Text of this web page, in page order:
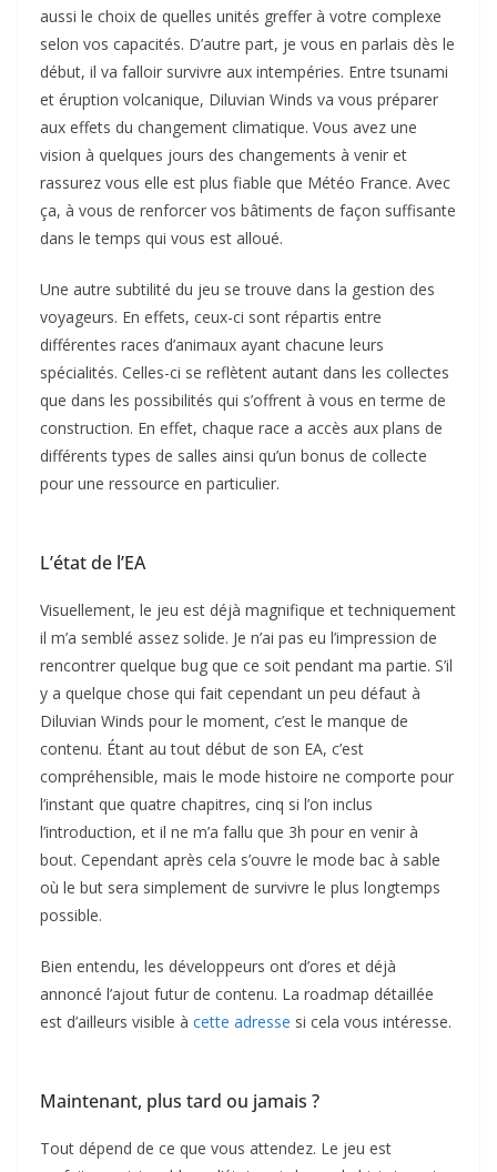
aussi le choix de quelles unités greffer à votre complexe
selon vos capacités. D’autre part, je vous en parlais dès le
début, il va falloir survivre aux intempéries. Entre tsunami
et éruption volcanique, Diluvian Winds va vous préparer
aux effets du changement climatique. Vous avez une
vision à quelques jours des changements à venir et
rassurez vous elle est plus fiable que Météo France. Avec
ça, à vous de renforcer vos bâtiments de façon suffisante
dans le temps qui vous est alloué.
Une autre subtilité du jeu se trouve dans la gestion des
voyageurs. En effets, ceux-ci sont répartis entre
différentes races d’animaux ayant chacune leurs
spécialités. Celles-ci se reflètent autant dans les collectes
que dans les possibilités qui s’offrent à vous en terme de
construction. En effet, chaque race a accès aux plans de
différents types de salles ainsi qu’un bonus de collecte
pour une ressource en particulier.
L’état de l’EA
Visuellement, le jeu est déjà magnifique et techniquement
il m’a semblé assez solide. Je n’ai pas eu l’impression de
rencontrer quelque bug que ce soit pendant ma partie. S’il
y a quelque chose qui fait cependant un peu défaut à
Diluvian Winds pour le moment, c’est le manque de
contenu. Étant au tout début de son EA, c’est
compréhensible, mais le mode histoire ne comporte pour
l’instant que quatre chapitres, cinq si l’on inclus
l’introduction, et il ne m’a fallu que 3h pour en venir à
bout. Cependant après cela s’ouvre le mode bac à sable
où le but sera simplement de survivre le plus longtemps
possible.
Bien entendu, les développeurs ont d’ores et déjà
annoncé l’ajout futur de contenu. La roadmap détaillée
est d’ailleurs visible à cette adresse si cela vous intéresse.
Maintenant, plus tard ou jamais ?
Tout dépend de ce que vous attendez. Le jeu est